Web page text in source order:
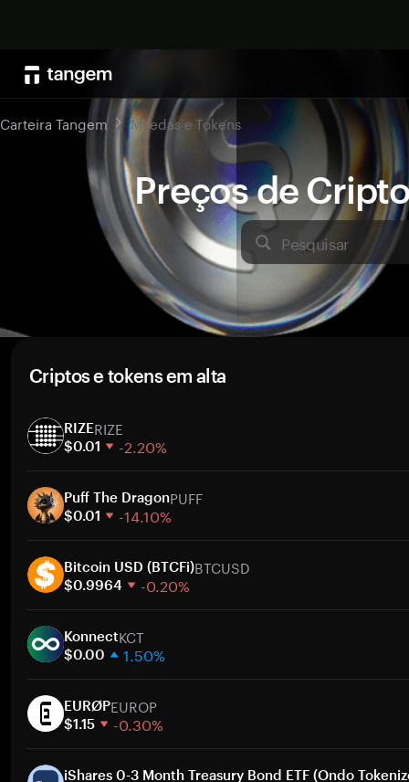
Preços de
Pesquisar
Carteira Tangem Moedas e Tokens
Criptos e tokens em alta
RIZERIZE
$0.01 -2.20%
30 dias
Capitalização de mercado
Puff The DragonPUFF
$0.01 -14.10%
30 dias
Capitalização de mercado
Bitcoin USD (BTCFi)BTCUSD
$0.9964 -0.20%
30 dias
Capitalização de mercado
KonnectKCT
$0.00 1.50%
30 dias
Capitalização de mercado
EURØPEUROP
$1.15 -0.30%
30 diasiShares 0-3 Month Treasury Bond ETF (Ondo